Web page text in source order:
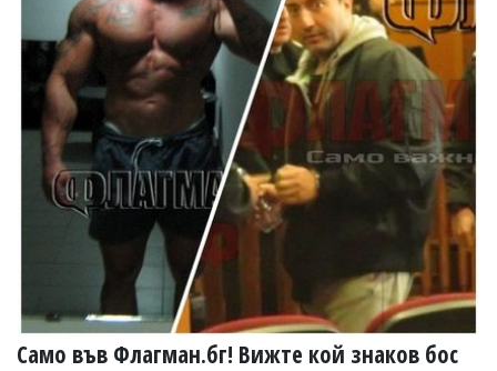
Само във Флагман.бг! Вижте кой знаков бос